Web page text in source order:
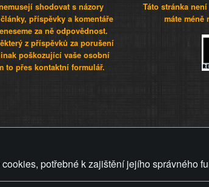
shodovat s názory
příspěvky a komentáře
za ně odpovědnost.
z příspěvků za porušení
poškozující vaše osobní
to přes kontaktní formulář.
Táto stránka
máte méně
potřebné k zajištění jejího správného